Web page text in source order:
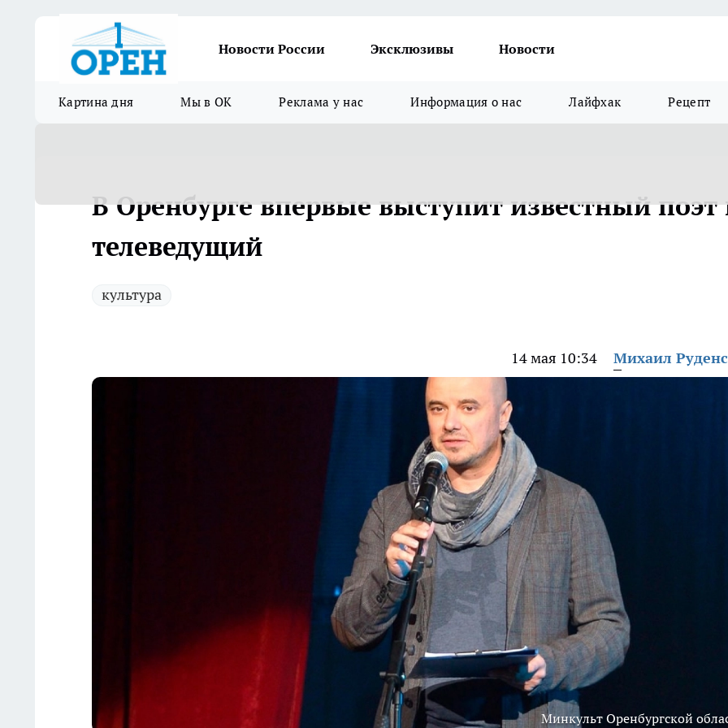
Новости России Эксклюзивы Новости
Картина дня Мы в ОК Реклама у нас Информация о нас Лайфхак Рецепт
В Оренбурге впервые выступит известный поэт
телеведущий
культура
14 мая 10:34 Михаил
Минкульт Оренбургской